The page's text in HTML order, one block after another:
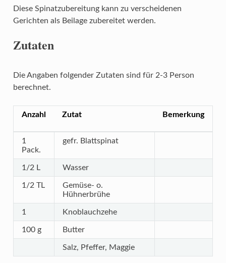
Diese Spinatzubereitung kann zu verscheidenen
Gerichten als Beilage zubereitet werden.
Zutaten
Die Angaben folgender Zutaten sind für 2-3 Person
berechnet.
Anzahl Zutat Bemerkung
1
Pack.
gefr. Blattspinat
1/2 L Wasser
1/2 TL
Gemüse- o.
Hühnerbrühe
1 Knoblauchzehe
100 g Butter
Salz, Pfeffer, Maggie